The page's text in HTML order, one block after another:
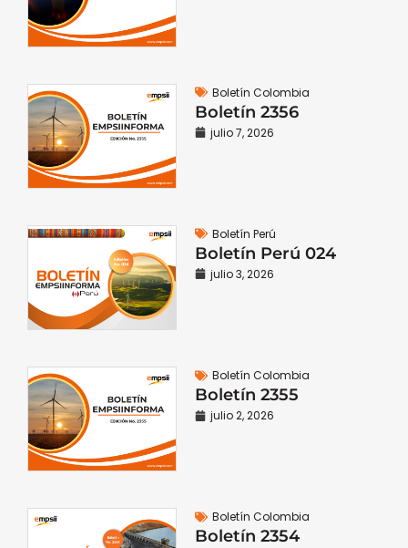
Boletín Colombia
Boletín 2356
julio 7, 2026
Boletín Perú
Boletín Perú 024
julio 3, 2026
Boletín Colombia
Boletín 2355
julio 2, 2026
Boletín Colombia
Boletín 2354